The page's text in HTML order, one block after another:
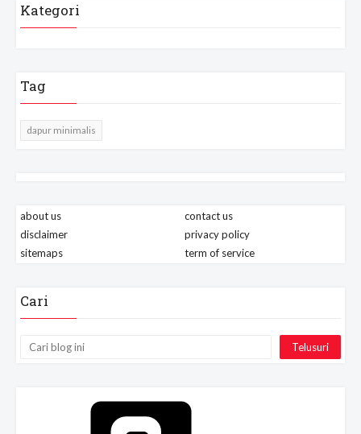
Kategori
Tag
dapur minimalis
about us
contact us
disclaimer
privacy policy
sitemaps
term of service
Cari